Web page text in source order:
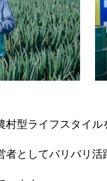
とちぎ農業女子の紹介
村型ライフスタイ
者としてバリバリ